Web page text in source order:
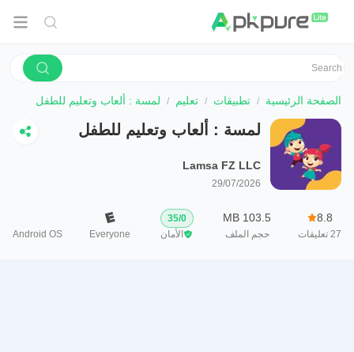
الصفحة الرئيسية تطبيقات تعليم لمسة : ألعاب وتعليم للطفل
لمسة : ألعاب وتعليم للطفل
Lamsa FZ LLC
29/07/2026
8.8
27 تعليقات
103.5 MB
حجم الملف
0
/
35
الأمان
Everyone
Android OS